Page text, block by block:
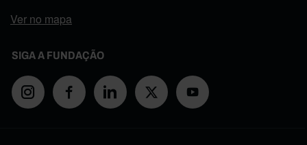
Ver no mapa
SIGA A FUNDAÇÃO